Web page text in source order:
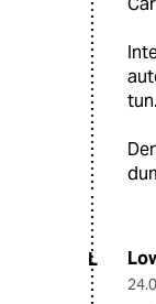
tun.
L